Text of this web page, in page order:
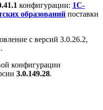
конфигурации: 1С-
образований поставки
с версий 3.0.26.2,
конфигурации
3.0.149.28.